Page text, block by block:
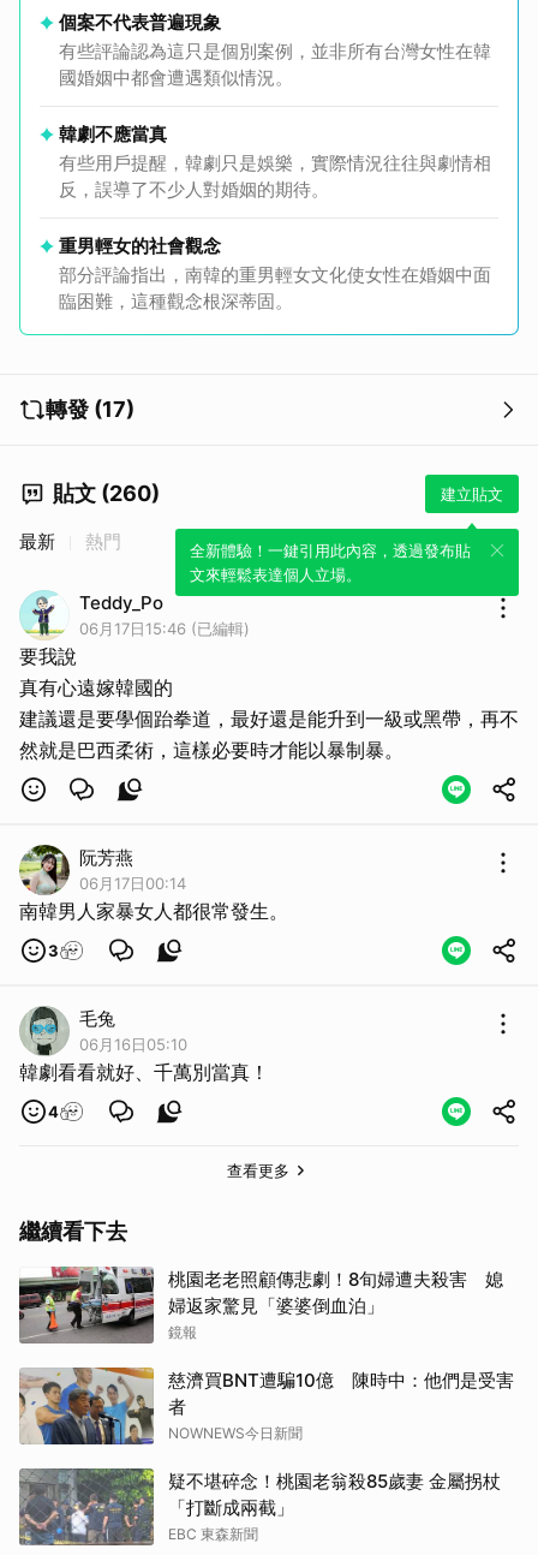
個案不代表普遍現象
有些評論認為這只是個別案例，並非所有台灣女性在韓
國婚姻中都會遭遇類似情況。
韓劇不應當真
有些用戶提醒，韓劇只是娛樂，實際情況往往與劇情相
反，誤導了不少人對婚姻的期待。
重男輕女的社會觀念
部分評論指出，南韓的重男輕女文化使女性在婚姻中面
臨困難，這種觀念根深蒂固。
轉發 (17)
貼文 (260) 建立貼文
全新體驗！一鍵引用此內容，透過發布貼
文來輕鬆表達個人立場。
最新 熱門
Teddy_Po
06月17日15:46 (已編輯)
要我說
真有心遠嫁韓國的
建議還是要學個跆拳道，最好還是能升到一級或黑帶，再不
然就是巴西柔術，這樣必要時才能以暴制暴。
阮芳燕
06月17日00:14
南韓男人家暴女人都很常發生。
3
毛兔
06月16日05:10
韓劇看看就好、千萬別當真！
4
查看更多
繼續看下去
桃園老老照顧傳悲劇！8旬婦遭夫殺害 媳
婦返家驚見「婆婆倒血泊」
鏡報
慈濟買BNT遭騙10億 陳時中：他們是受害
者
NOWNEWS今日新聞
疑不堪碎念！桃園老翁殺85歲妻 金屬拐杖
「打斷成兩截」
EBC 東森新聞
取消